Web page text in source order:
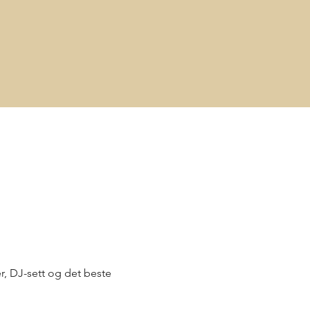
DJ-sett og det beste